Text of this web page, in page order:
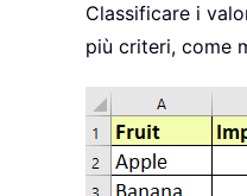
Classificare i
più criteri, come